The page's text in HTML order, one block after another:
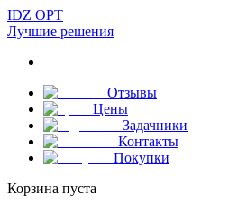
IDZ OPT
Лучшие решения
Отзывы
Цены
Задачники
Контакты
Покупки
Корзина пуста